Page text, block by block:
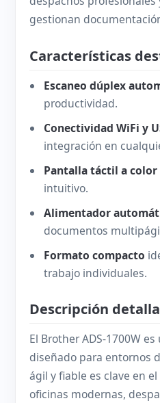
gestionan
Características
Escaneo dúplex
productividad.
Conectividad WiFi y
integración en
Pantalla táctil a color
intuitivo.
Alimentador
documentos
Formato compacto
trabajo individuales.
Descripción
El Brother ADS-1700W
diseñado para entornos
ágil y fiable es clave en
oficinas modernas,